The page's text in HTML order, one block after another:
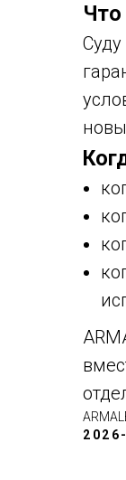
Что